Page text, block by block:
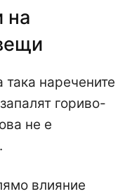
на
наречените
гориво-
не е
влияние